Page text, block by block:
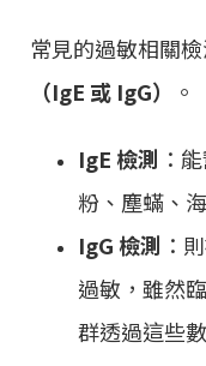
常見的過敏相關
（IgE 或 IgG）
。
IgE 檢測 ：
粉、塵蟎、
IgG 檢測 ：
過敏，雖然
群透過這些